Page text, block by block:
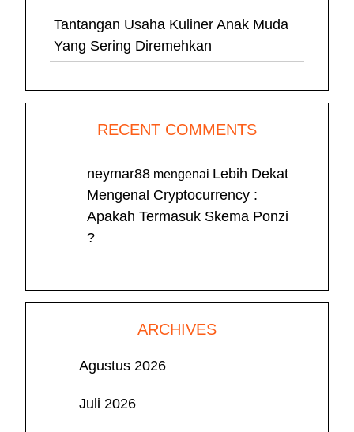
Tantangan Usaha Kuliner Anak Muda
Yang Sering Diremehkan
RECENT COMMENTS
neymar88 mengenai Lebih Dekat
Mengenal Cryptocurrency :
Apakah Termasuk Skema Ponzi
?
ARCHIVES
Agustus 2026
Juli 2026